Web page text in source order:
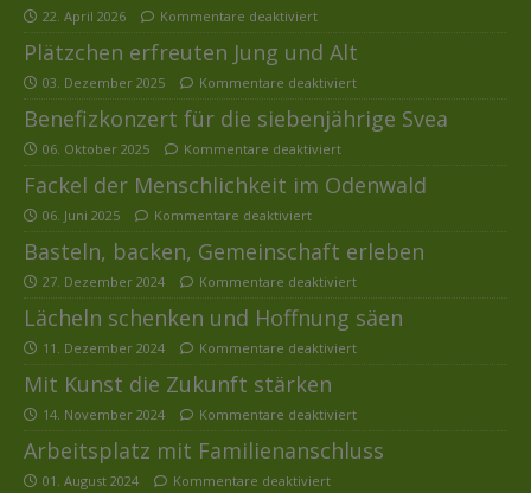
22. April 2026 Kommentare deaktiviert
Plätzchen erfreuten Jung und Alt
03. Dezember 2025 Kommentare deaktiviert
Benefizkonzert für die siebenjährige Svea
06. Oktober 2025 Kommentare deaktiviert
Fackel der Menschlichkeit im Odenwald
06. Juni 2025 Kommentare deaktiviert
Basteln, backen, Gemeinschaft erleben
27. Dezember 2024 Kommentare deaktiviert
Lächeln schenken und Hoffnung säen
11. Dezember 2024 Kommentare deaktiviert
Mit Kunst die Zukunft stärken
14. November 2024 Kommentare deaktiviert
Arbeitsplatz mit Familienanschluss
01. August 2024 Kommentare deaktiviert